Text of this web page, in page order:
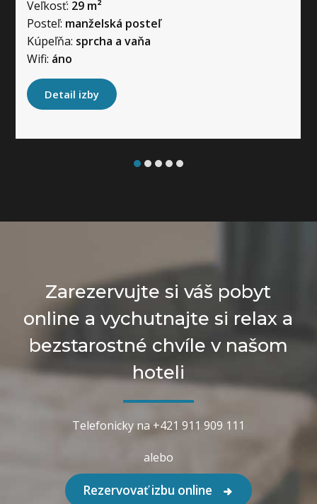
Veľkosť: 29 m²
Posteľ: manželská posteľ
Kúpeľňa: sprcha a vaňa
Wifi: áno
Detail izby
Zarezervujte si váš pobyt
online a vychutnajte si relax a
bezstarostné chvíle v našom
hoteli
Telefonicky na +421 911 909 111
alebo
Rezervovať izbu online